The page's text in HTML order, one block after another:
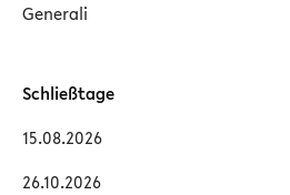
Generali
Schließtage
15.08.2026
26.10.2026